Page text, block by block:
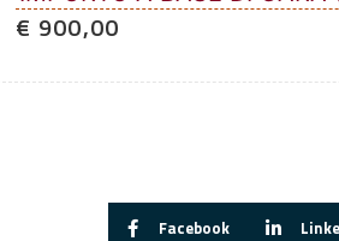
€ 900,00
Facebook